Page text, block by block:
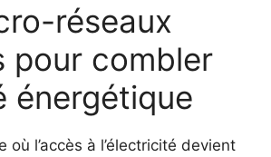
réseaux
pour combler
énergétique
où l’accès à l’électricité ​devient